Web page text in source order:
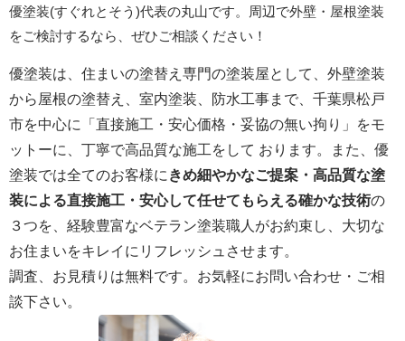
優塗装(すぐれとそう)代表の丸山です。周辺で外壁・屋根塗装
をご検討するなら、ぜひご相談ください！
優塗装は、住まいの塗替え専門の塗装屋として、外壁塗装
から屋根の塗替え、室内塗装、防水工事まで、千葉県松戸
市を中心に「直接施工・安心価格・妥協の無い拘り」をモ
ットーに、丁寧で高品質な施工をして おります。また、優
塗装では全てのお客様に きめ細やかなご提案・高品質な塗
装による直接施工・安心して任せてもらえる確かな技術の
３つを、経験豊富なベテラン塗装職人がお約束し、大切な
お住まいをキレイにリフレッシュさせます。
調査、お見積りは無料です。お気軽にお問い合わせ・ご相
談下さい。